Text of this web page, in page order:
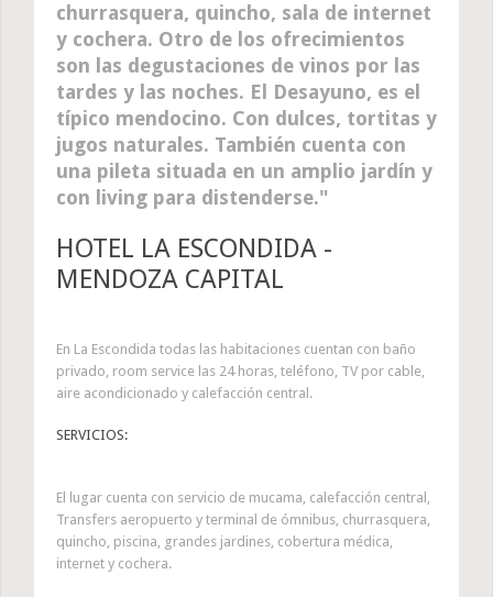
churrasquera, quincho, sala de internet
y cochera. Otro de los ofrecimientos
son las degustaciones de vinos por las
tardes y las noches. El Desayuno, es el
típico mendocino. Con dulces, tortitas y
jugos naturales. También cuenta con
una pileta situada en un amplio jardín y
con living para distenderse.
HOTEL LA ESCONDIDA -
MENDOZA CAPITAL
En La Escondida todas las habitaciones cuentan con baño
privado, room service las 24 horas, teléfono, TV por cable,
aire acondicionado y calefacción central.
SERVICIOS:
El lugar cuenta con servicio de mucama, calefacción central,
Transfers aeropuerto y terminal de ómnibus, churrasquera,
quincho, piscina, grandes jardines, cobertura médica,
internet y cochera.